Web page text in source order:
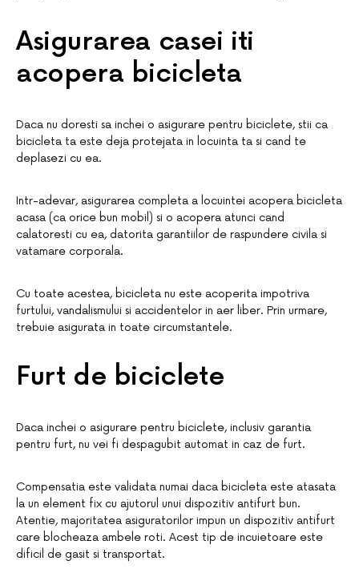
Asigurarea casei iti
acopera bicicleta
Daca nu doresti sa inchei o asigurare pentru biciclete, stii ca
bicicleta ta este deja protejata in locuinta ta si cand te
deplasezi cu ea.
Intr-adevar, asigurarea completa a locuintei acopera bicicleta
acasa (ca orice bun mobil) si o acopera atunci cand
calatoresti cu ea, datorita garantiilor de raspundere civila si
vatamare corporala.
Cu toate acestea, bicicleta nu este acoperita impotriva
furtului, vandalismului si accidentelor in aer liber. Prin urmare,
trebuie asigurata in toate circumstantele.
Furt de biciclete
Daca inchei o asigurare pentru biciclete, inclusiv garantia
pentru furt, nu vei fi despagubit automat in caz de furt.
Compensatia este validata numai daca bicicleta este atasata
la un element fix cu ajutorul unui dispozitiv antifurt bun.
Atentie, majoritatea asiguratorilor impun un dispozitiv antifurt
care blocheaza ambele roti. Acest tip de incuietoare este
dificil de gasit si transportat.